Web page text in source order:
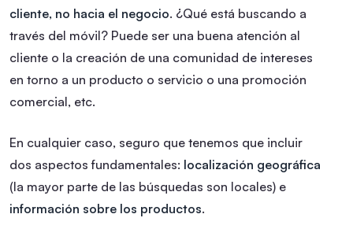
cliente, no hacia el negocio. ¿Qué está buscando a
través del móvil? Puede ser una buena atención al
cliente o la creación de una comunidad de intereses
en torno a un producto o servicio o una promoción
comercial, etc.
En cualquier caso, seguro que tenemos que incluir
dos aspectos fundamentales: localización geográfica
(la mayor parte de las búsquedas son locales) e
información sobre los productos.